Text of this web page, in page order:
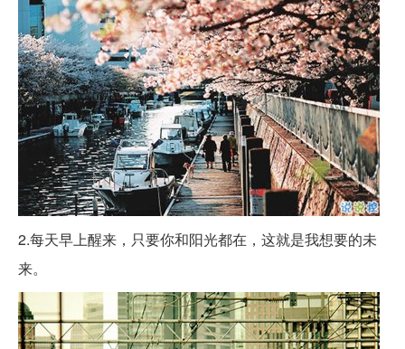
2.每天早上醒来，只要你和阳光都在，这就是我想要的未
来。 ​​​​